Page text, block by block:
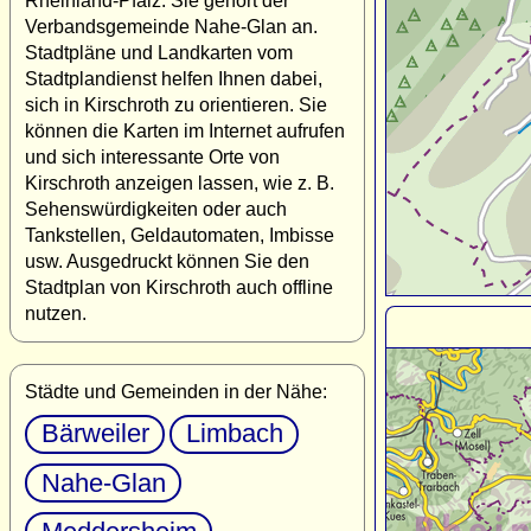
Verbandsgemeinde Nahe-Glan an.
Stadtpläne und Landkarten vom
Stadtplandienst helfen Ihnen dabei,
sich in Kirschroth zu orientieren. Sie
können die Karten im Internet aufrufen
und sich interessante Orte von
Kirschroth anzeigen lassen, wie z. B.
Sehenswürdigkeiten oder auch
Tankstellen, Geldautomaten, Imbisse
usw. Ausgedruckt können Sie den
Stadtplan von Kirschroth auch offline
nutzen.
Städte und Gemeinden in der Nähe:
Bärweiler
Limbach
Nahe-Glan